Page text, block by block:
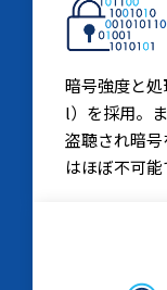
暗号強度と
l）を採用。
盗聴され暗
はほぼ不可能